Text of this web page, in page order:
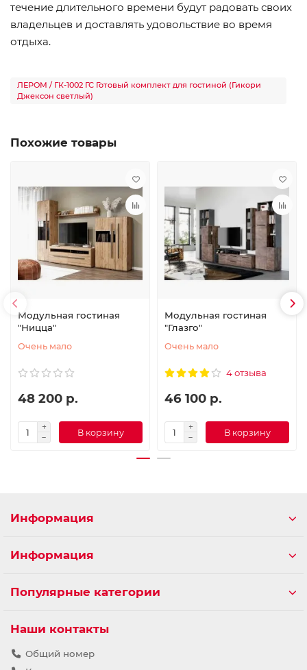
течение длительного времени будут радовать своих
владельцев и доставлять удовольствие во время
отдыха.
ЛЕРОМ / ГК-1002 ГС Готовый комплект для гостиной (Гикори
Джексон светлый)
Похожие товары
Модульная гостиная
"Ницца"
Очень мало
48 200 р.
В корзину
Модульная гостиная
"Глазго"
Очень мало
4 отзыва
46 100 р.
В корзину
Информация
Информация
Популярные категории
Наши контакты
Общий номер